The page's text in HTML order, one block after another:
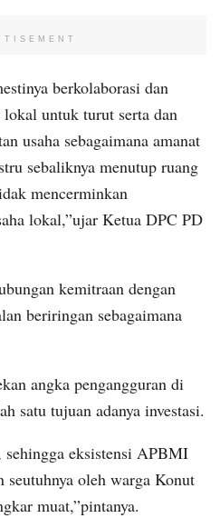
berkolaborasi dan
untuk turut serta dan
usaha sebagaimana amanat
sebaliknya menutup ruang
mencerminkan
lokal,”ujar Ketua DPC PD
kemitraan dengan
beriringan sebagaimana
angka pengangguran di
satu tujuan adanya investasi.
eksistensi APBMI
seutuhnya oleh warga Konut
muat,”pintanya.